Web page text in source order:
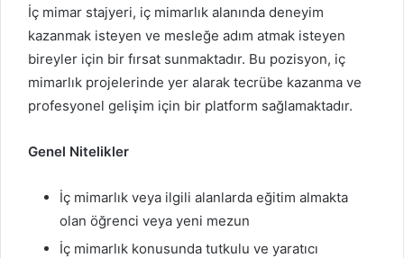
İç mimar stajyeri, iç mimarlık alanında deneyim
kazanmak isteyen ve mesleğe adım atmak isteyen
bireyler için bir fırsat sunmaktadır. Bu pozisyon, iç
mimarlık projelerinde yer alarak tecrübe kazanma ve
profesyonel gelişim için bir platform sağlamaktadır.
Genel Nitelikler
İç mimarlık veya ilgili alanlarda eğitim almakta
olan öğrenci veya yeni mezun
İç mimarlık konusunda tutkulu ve yaratıcı